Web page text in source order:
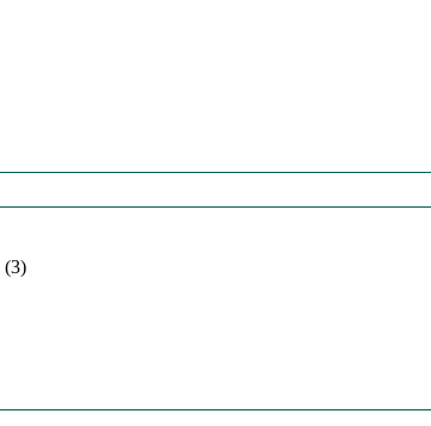
(3)